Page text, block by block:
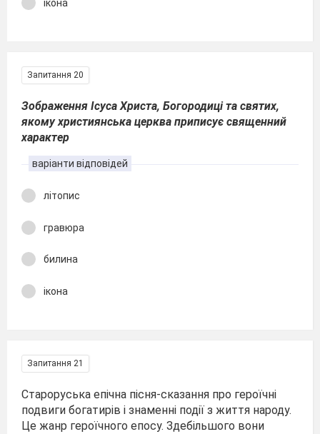
ікона
Запитання 20
Зображення Ісуса Христа, Богородиці та святих,
якому християнська церква приписує священний
характер
варіанти відповідей
літопис
гравюра
билина
ікона
Запитання 21
Староруська епічна пісня-сказання про героїчні
подвиги богатирів і знаменні події з життя народу.
Це жанр героїчного епосу. Здебільшого вони